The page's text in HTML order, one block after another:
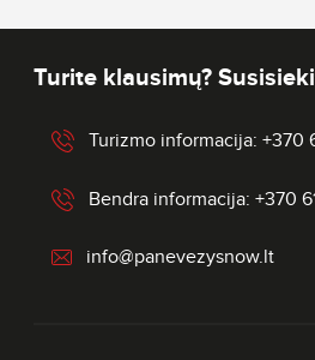
Turite klausimų?
Turizmo informacija: +370
Bendra informacija: +370
info@panevezysnow.lt